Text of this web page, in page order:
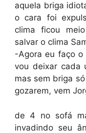
aquela briga
o cara foi
clima ficou
salvar o clima
-Agora eu faço o
vou deixar cada
mas sem briga
gozarem, vem
de 4 no sofá
invadindo seu